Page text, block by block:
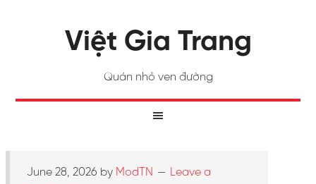
Việt Gia Trang
Quán nhỏ ven đường
June 28, 2026 by ModTN
Leave a